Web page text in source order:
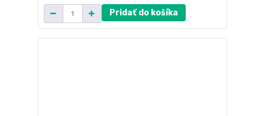
Pridať do košíka